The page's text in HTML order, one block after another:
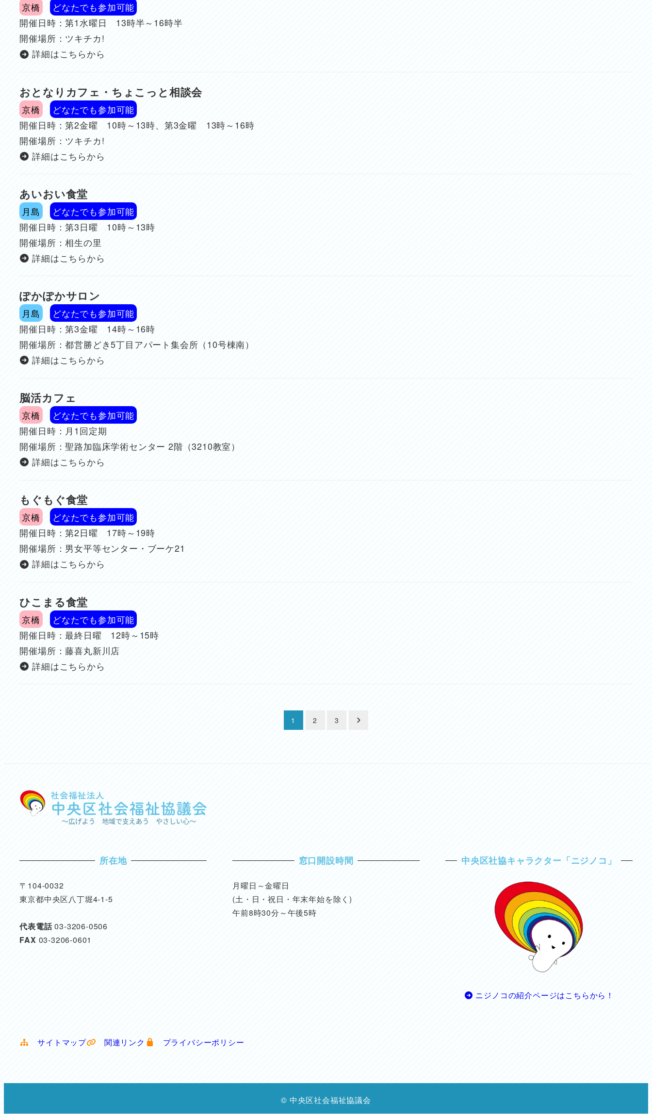
京橋
どなたでも参加可能
開催日時：第1水曜日 13時半～16時半
開催場所：ツキチカ!
詳細はこちらから
おとなりカフェ・ちょこっと相談会
京橋
どなたでも参加可能
開催日時：第2金曜 10時～13時、第3金曜 13時～16時
開催場所：ツキチカ!
詳細はこちらから
あいおい食堂
月島
どなたでも参加可能
開催日時：第3日曜 10時～13時
開催場所：相生の里
詳細はこちらから
ぽかぽかサロン
月島
どなたでも参加可能
開催日時：第3金曜 14時～16時
開催場所：都営勝どき5丁目アパート集会所（10号棟南）
詳細はこちらから
脳活カフェ
京橋
どなたでも参加可能
開催日時：月1回定期
開催場所：聖路加臨床学術センター 2階（3210教室）
詳細はこちらから
もぐもぐ食堂
京橋
どなたでも参加可能
開催日時：第2日曜 17時～19時
開催場所：男女平等センター・ブーケ21
詳細はこちらから
ひこまる食堂
京橋
どなたでも参加可能
開催日時：最終日曜 12時～15時
開催場所：藤喜丸新川店
詳細はこちらから
ペ
ー
送
り
1 2 3
所在地
〒104-0032
東京都中央区八丁堀4-1-5
代表電話03-3206-0506
FAX 03-3206-0601
窓口開設時間
月曜日～金曜日
(土・日・祝日・年末年始を除く)
午前8時30分～午後5時
中央区社協キャラクター「ニジノコ」
ニジノコの紹介ページはこちらから！
サイトマップ 関連リンク プライバシーポリシー
© 中央区社会福祉協議会